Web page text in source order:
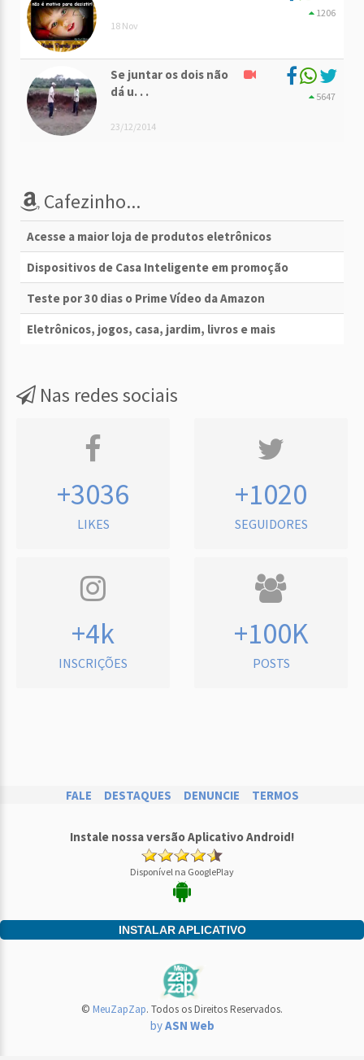
18 Nov
1206
Se juntar os dois não
dá u. . .
23/12/2014
5647
Cafezinho...
Acesse a maior loja de produtos eletrônicos
Dispositivos de Casa Inteligente em promoção
Teste por 30 dias o Prime Vídeo da Amazon
Eletrônicos, jogos, casa, jardim, livros e mais
Nas redes sociais
+3036
LIKES
+1020
SEGUIDORES
+4k
INSCRIÇÕES
+100K
POSTS
FALE DESTAQUES DENUNCIE TERMOS
Instale nossa versão Aplicativo Android!
Disponível na GooglePlay
INSTALAR APLICATIVO
© MeuZapZap. Todos os Direitos Reservados.
byASN Web